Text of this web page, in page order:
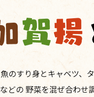
のすり身とキャベツ、
どの 野菜を混ぜ合わせ